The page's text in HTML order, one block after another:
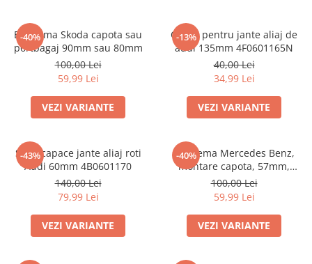
Solutii interior auto
Scule și Unelte
Accesorii scule
Scule Vopsitorie
Scule Vulcanizare
Accesorii Telefon
Aparate premium
Instrumente de scris premium
Ștampile
-40%
Emblema Skoda capota sau
portbagaj 90mm sau 80mm
100,00 Lei
59,99 Lei
VEZI VARIANTE
-13%
Capac pentru jante aliaj de
audi 135mm 4F0601165N
40,00 Lei
34,99 Lei
VEZI VARIANTE
-43%
Set 4 capace jante aliaj roti
Audi 60mm 4B0601170
140,00 Lei
79,99 Lei
VEZI VARIANTE
-40%
Emblema Mercedes Benz,
montare capota, 57mm,
A2048170616
100,00 Lei
59,99 Lei
VEZI VARIANTE